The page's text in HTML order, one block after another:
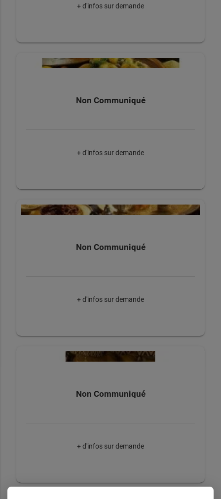
+ d'infos sur demande
Non Communiqué
+ d'infos sur demande
Non Communiqué
+ d'infos sur demande
Non Communiqué
+ d'infos sur demande